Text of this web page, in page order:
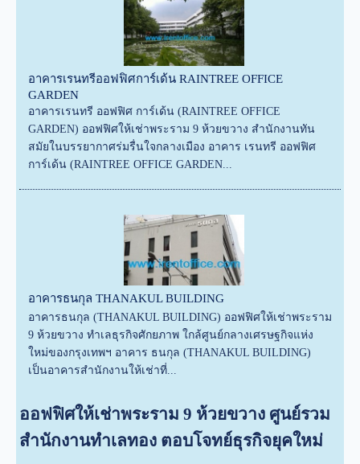
อาคารเรนทรีออฟฟิศการ์เด้น RAINTREE OFFICE
GARDEN
อาคารเรนทรี ออฟฟิศ การ์เด้น (RAINTREE OFFICE
GARDEN) ออฟฟิศให้เช่าพระราม 9 ห้วยขวาง สำนักงานทัน
สมัยในบรรยากาศร่มรื่นใจกลางเมือง อาคาร เรนทรี ออฟฟิศ
การ์เด้น (RAINTREE OFFICE GARDEN...
อาคารธนกุล THANAKUL BUILDING
อาคารธนกุล (THANAKUL BUILDING) ออฟฟิศให้เช่าพระราม
9 ห้วยขวาง ทำเลธุรกิจศักยภาพ ใกล้ศูนย์กลางเศรษฐกิจแห่ง
ใหม่ของกรุงเทพฯ อาคาร ธนกุล (THANAKUL BUILDING)
เป็นอาคารสำนักงานให้เช่าที่...
ออฟฟิศให้เช่าพระราม 9 ห้วยขวาง ศูนย์รวม
สำนักงานทำเลทอง ตอบโจทย์ธุรกิจยุคใหม่